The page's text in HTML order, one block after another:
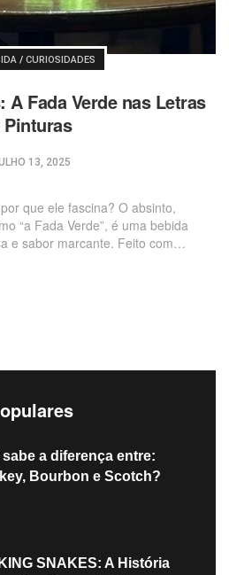
/ CURIOSIDADES
Fada Verde nas Letras
Pinturas
13, 2025
que ele fascina? O absinto,
“a Fada Verde”, é uma bebida
e sabor marcante. Feito com…
sabe a diferença entre:
Bourbon e Scotch?
SNAKES: A História